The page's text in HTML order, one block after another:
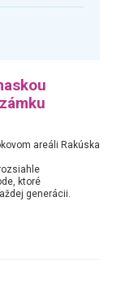
areáli Rakúska
ktoré
generácii.